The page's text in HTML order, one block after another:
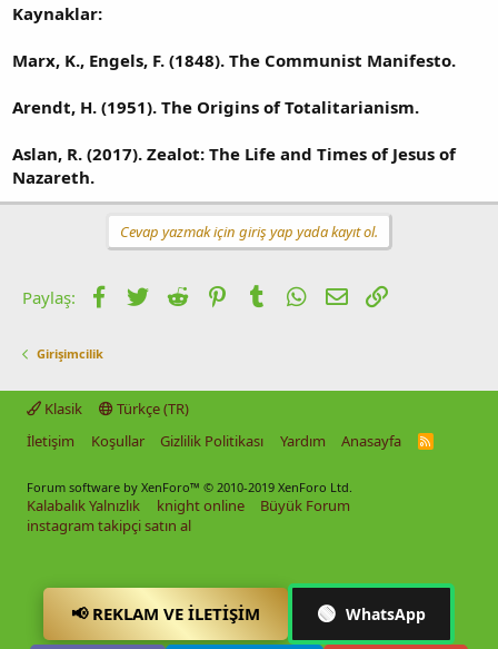
Kaynaklar:
Marx, K., Engels, F. (1848). The Communist Manifesto.
Arendt, H. (1951). The Origins of Totalitarianism.
Aslan, R. (2017). Zealot: The Life and Times of Jesus of
Nazareth.
Cevap yazmak için giriş yap yada kayıt ol.
Paylaş: Facebook
TwitterReddit PinterestTumblrWhatsApp
E-postaLink
Girişimcilik
Klasik
Türkçe (TR)
İletişim
Koşullar Gizlilik Politikası Yardım Anasayfa
R
Forum software by XenForo™ © 2010-2019 XenForo Ltd.
Kalabalık Yalnızlık knight online
Büyük Forum
instagram takipçi satın al
📢 REKLAM VE İLETIŞIM 🟢 WhatsApp